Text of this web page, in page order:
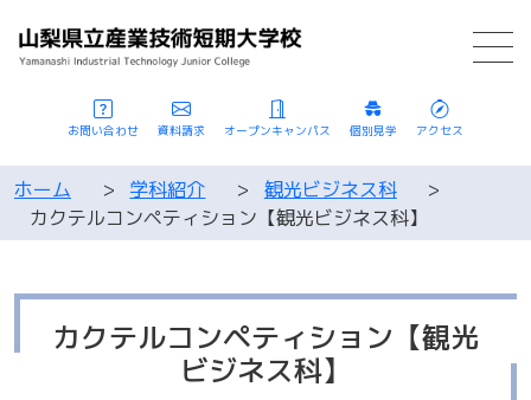
お問い合わせ 資料請求 オープンキャンパス 個別見学 アクセス
ホーム > 学科紹介 > 観光ビジネス科
>
カクテルコンペティション【観光ビジネス科】
カクテルコンペティション【観光
ビジネス科】